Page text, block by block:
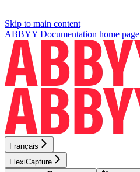
Skip to main content
ABBYY Documentation home page
Français
FlexiCapture